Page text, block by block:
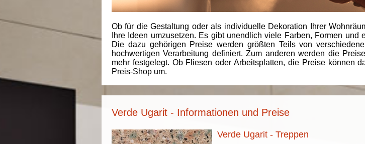
Ob für die Gestaltung oder als individuelle Dekoration Ihrer
Ihre Ideen umzusetzen. Es gibt unendlich viele Farben, Formen
Die dazu gehörigen Preise werden größten Teils von
hochwertigen Verarbeitung definiert. Zum anderen werden die
mehr festgelegt. Ob Fliesen oder Arbeitsplatten, die Preise können
Preis-Shop um.
Verde Ugarit - Informationen und Preise
Verde Ugarit - Treppen